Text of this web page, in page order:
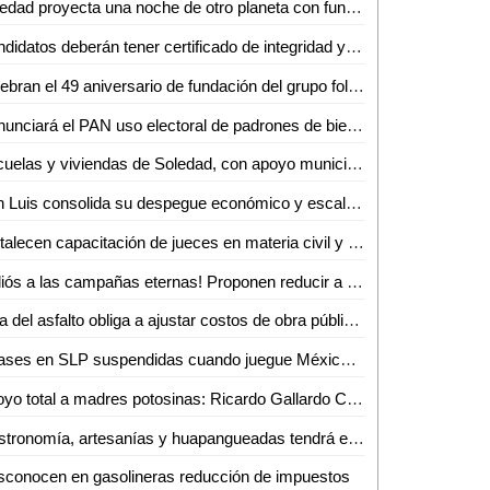
Soledad proyecta una noche de otro planeta con función especial de Star Wars
Candidatos deberán tener certificado de integridad y confiabilidad, propone el Dip. Héctor Serrano Cortés
Celebran el 49 aniversario de fundación del grupo folklórico huasteco
Denunciará el PAN uso electoral de padrones de bienestar en cuanto inicie el proceso electoral
Escuelas y viviendas de Soledad, con apoyo municipal de abasto de agua: alcalde
San Luis consolida su despegue económico y escala a nivel nacional
Fortalecen capacitación de jueces en materia civil y familiar
¡Adiós a las campañas eternas! Proponen reducir a 45 días el periodo electoral SLP
Alza del asfalto obliga a ajustar costos de obra pública en SLP
¡Clases en SLP suspendidas cuando juegue México en el Mundial!
Apoyo total a madres potosinas: Ricardo Gallardo Cardona
Gastronomía, artesanías y huapangueadas tendrá el Expo Bazar 2026 en Ciudad Valles
en gasolineras reducción de impuestos